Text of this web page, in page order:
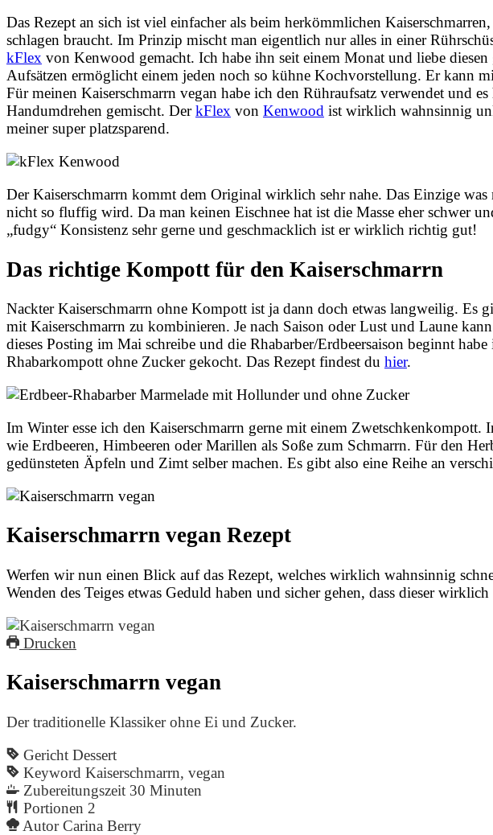
Das Rezept an sich ist viel einfacher als beim herkömmlichen
schlagen braucht. Im Prinzip mischt man eigentlich nur alles in einer
kFlex von Kenwood gemacht. Ich habe ihn seit einem Monat und liebe
Aufsätzen ermöglicht einem jeden noch so kühne Kochvorstellung. Er kann
Für meinen Kaiserschmarrn vegan habe ich den Rühraufsatz verwendet und
Handumdrehen gemischt. DerkFlex von Kenwood ist wirklich wahnsinnig
meiner super platzsparend.
Der Kaiserschmarrn kommt dem Original wirklich sehr nahe. Das Einzige was
nicht so fluffig wird. Da man keinen Eischnee hat ist die Masse eher schwer
„fudgy“ Konsistenz sehr gerne und geschmacklich ist er wirklich richtig gut!
Das richtige Kompott für den Kaiserschmarrn
Nackter Kaiserschmarrn ohne Kompott ist ja dann doch etwas langweilig.
mit Kaiserschmarrn zu kombinieren. Je nach Saison oder Lust und Laune
dieses Posting im Mai schreibe und die Rhabarber/Erdbeersaison beginnt
Rhabarkompott ohne Zucker gekocht. Das Rezept findest du hier.
Im Winter esse ich den Kaiserschmarrn gerne mit einem
wie Erdbeeren, Himbeeren oder Marillen als Soße zum Schmarrn. Für den
gedünsteten Äpfeln und Zimt selber machen. Es gibt also eine Reihe an
Kaiserschmarrn vegan Rezept
Werfen wir nun einen Blick auf das Rezept, welches wirklich wahnsinnig
Wenden des Teiges etwas Geduld haben und sicher gehen, dass dieser
Drucken
Kaiserschmarrn vegan
Der traditionelle Klassiker ohne Ei und Zucker.
Gericht Dessert
Keyword Kaiserschmarrn, vegan
Zubereitungszeit 30 Minuten
Portionen 2
Autor Carina Berry